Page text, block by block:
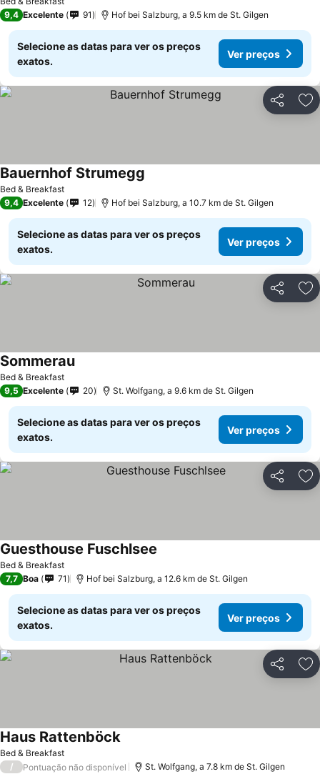
9,4 Excelente 91 Hof bei Salzburg, a 9.5 km de St. Gilgen
Selecione as datas para ver os preços
exatos.
Ver preços
Partilhar
Bed & Breakfast
Bauernhof Strumegg
9,4 Excelente 12 Hof bei Salzburg, a 10.7 km de St. Gilgen
Selecione as datas para ver os preços
exatos.
Ver preços
Partilhar
Bed & Breakfast
Sommerau
9,5 Excelente 20 St. Wolfgang, a 9.6 km de St. Gilgen
Selecione as datas para ver os preços
exatos.
Ver preços
Partilhar
Bed & Breakfast
Guesthouse Fuschlsee
7,7 Boa 71 Hof bei Salzburg, a 12.6 km de St. Gilgen
Selecione as datas para ver os preços
exatos.
Ver preços
Partilhar
Bed & Breakfast
Haus Rattenböck
/ Pontuação não disponível St. Wolfgang, a 7.8 km de St. Gilgen